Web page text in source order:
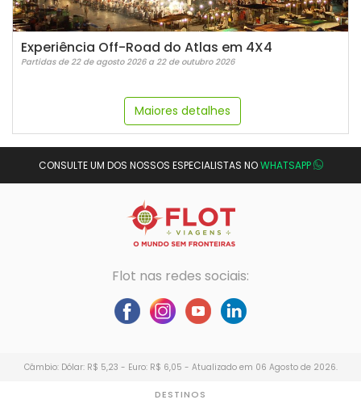
Experiência Off-Road do Atlas em 4X4
Partidas de 22 de agosto 2026 a 22 de outubro 2026
Maiores detalhes
CONSULTE UM DOS NOSSOS ESPECIALISTAS NOWHATSAPP
Flot nas redes sociais:
Câmbio: Dólar: R$ 5,23 - Euro: R$ 6,05 - Atualizado em 06 Agosto de 2026.
DESTINOS